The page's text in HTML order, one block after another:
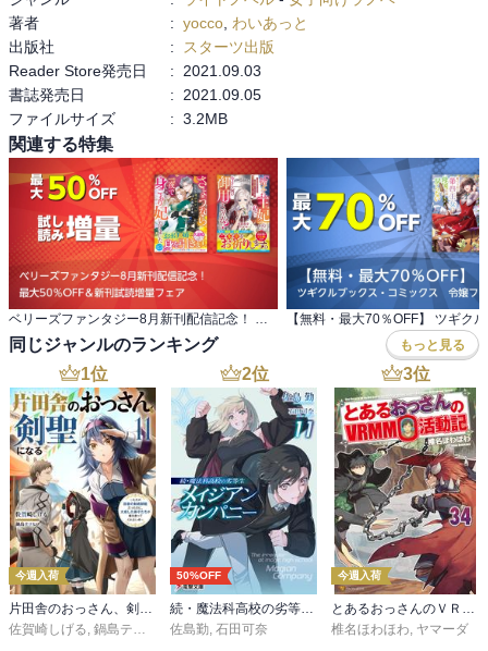
著者
: yocco わいあっと
出版社
:
スターツ出版
Reader Store発売日
:
2021.09.03
書誌発売日
:
2021.09.05
ファイルサイズ
: 3.2MB
関連する特集
ベリーズファンタジー8月新刊配信記念！ 最大50％OFF＆新刊試読増量フェア
同じジャンルのランキング もっと見る
1位
今週入荷
片田舎のおっさん、剣聖になる 11 ～ただの田舎の剣術師範だったのに、大成した弟子たちが俺を放ってくれない件～
佐賀崎しげる, 鍋島テツヒロ
2位
50%OFF
続・魔法科高校の劣等生 メイジアン・カンパニー(11)
佐島勤, 石田可奈
3位
今週入荷
とあるおっさんのＶＲＭＭＯ活動記34
椎名ほわほわ, ヤマーダ